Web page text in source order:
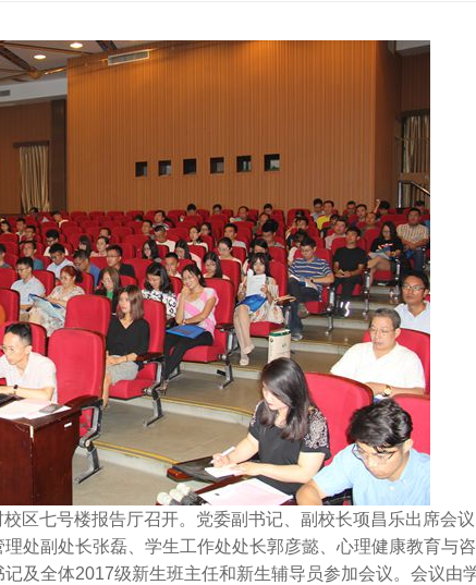
七号楼报告厅召开。党委副书记、副校长项昌乐出席会
处副处长张磊、学生工作处处长郭彦懿、心理健康教育与
及全体2017级新生班主任和新生辅导员参加会议。会议由